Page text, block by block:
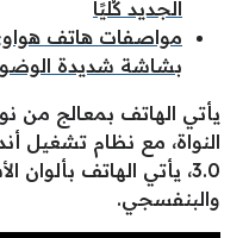
الجديد كُليًا
بشاشة شديدة
3.0، يأتي الهاتف بألوان
والبنفسجي.